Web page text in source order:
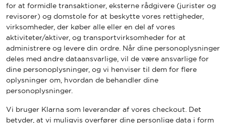
for at formidle transaktioner, eksterne rådgivere (jurister og
revisorer) og domstole for at beskytte vores rettigheder,
virksomheder, der køber alle eller en del af vores
aktiviteter/aktiver, og transportvirksomheder for at
administrere og levere din ordre. Når dine personoplysninger
deles med andre dataansvarlige, vil de være ansvarlige for
dine personoplysninger, og vi henviser til dem for flere
oplysninger om, hvordan de behandler dine
personoplysninger.
Vi bruger Klarna som leverandør af vores checkout. Det
betyder, at vi muligvis overfører dine personlige data i form
BAREBELLS ER FORPLIGTET TIL